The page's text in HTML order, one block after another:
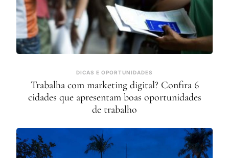
DICAS E OPORTUNIDADES
Trabalha com marketing digital? Confira 6
cidades que apresentam boas oportunidades
de trabalho